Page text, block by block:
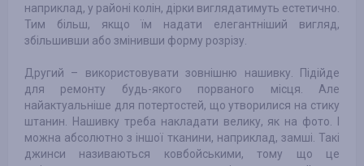
наприклад, у районі колін, дірки виглядатимуть естетично.
Тим більш, якщо їм надати елегантніший вигляд,
збільшивши або змінивши форму розрізу.
Другий – використовувати зовнішню нашивку. Підійде
для ремонту будь-якого порваного місця. Але
найактуальніше для потертостей, що утворилися на стику
штанин. Нашивку треба накладати велику, як на фото. І
можна абсолютно з іншої тканини, наприклад, замші. Такі
джинси називаються ковбойськими, тому що це